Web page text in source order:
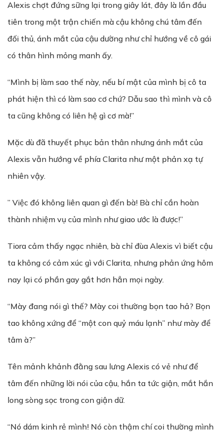
Alexis chợt đứng sững lại trong giây lát, đây là lần đầu
tiên trong một trận chiến mà cậu không chú tâm đến
đối thủ, ánh mắt của cậu dường như chỉ hướng về cô gái
có thân hình mỏng manh ấy.
“Mình bị làm sao thế này, nếu bí mật của mình bị cô ta
phát hiện thì có làm sao cơ chứ? Dẫu sao thì mình và cô
ta cũng không có liên hệ gì cơ mà!”
Mặc dù đã thuyết phục bản thân nhưng ánh mắt của
Alexis vẫn hướng về phía Clarita như một phản xạ tự
nhiên vậy.
” Việc đó không liên quan gì đến bà! Bà chỉ cần hoàn
thành nhiệm vụ của mình như giao ước là được!”
Tiora cảm thấy ngạc nhiên, bà chỉ đùa Alexis vì biết cậu
ta không có cảm xúc gì với Clarita, nhưng phản ứng hôm
nay lại có phần gay gắt hơn hẳn mọi ngày.
“Mày đang nói gì thế? Mày coi thường bọn tao hả? Bọn
tao không xứng để “một con quỷ máu lạnh” như mày để
tâm à?”
Tên mảnh khảnh đằng sau lưng Alexis có vẻ như để
tâm đến những lời nói của cậu, hắn ta tức giận, mắt hắn
long sòng sọc trong con giận dữ.
“Nó dám kinh rẻ mình! Nó còn thậm chí coi thường mình